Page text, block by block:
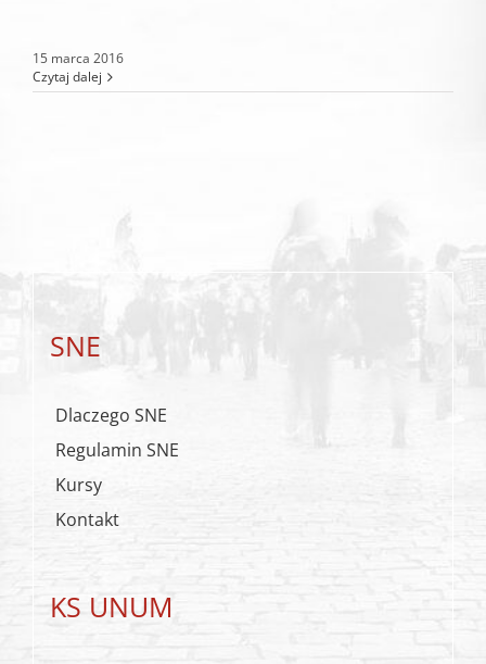
15 marca 2016
Czytaj dalej
SNE
Dlaczego SNE
Regulamin SNE
Kursy
Kontakt
KS UNUM